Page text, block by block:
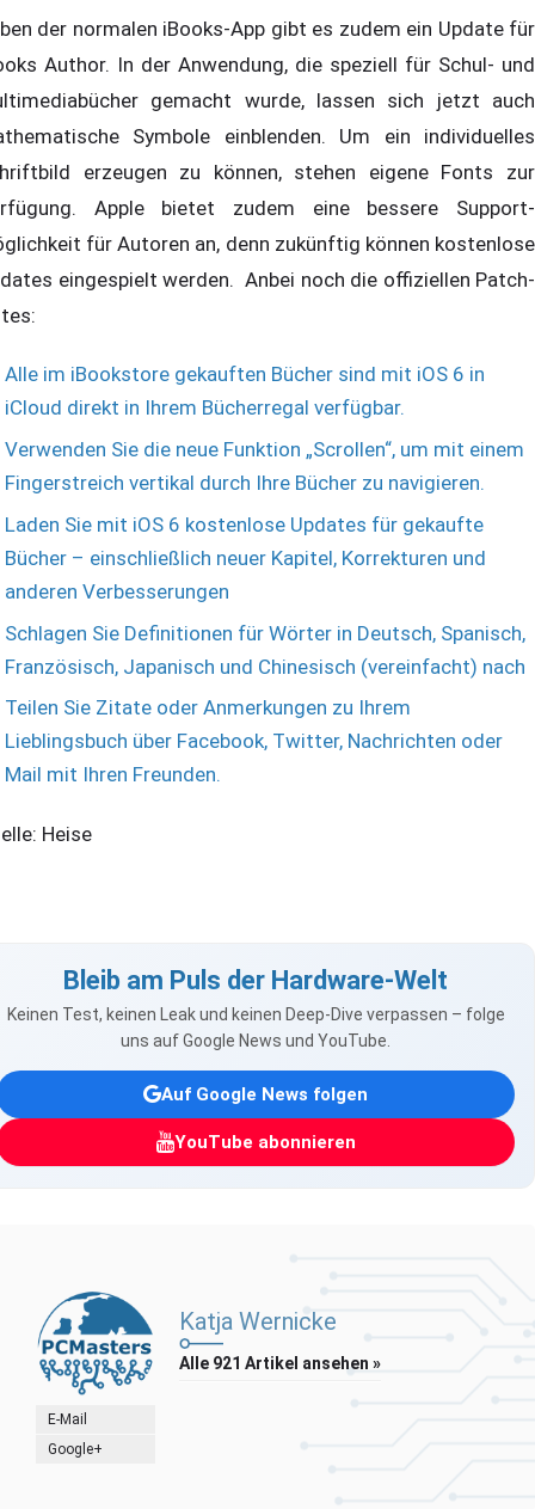
der normalen iBooks-App gibt es zudem ein Update für
Author. In der Anwendung, die speziell für Schul- und
gemacht wurde, lassen sich jetzt auch
Symbole einblenden. Um ein individuelles
erzeugen zu können, stehen eigene Fonts zur
Apple bietet zudem eine bessere Support-
für Autoren an, denn zukünftig können kostenlose
eingespielt werden. Anbei noch die offiziellen Patch-
Alle im iBookstore gekauften Bücher sind mit iOS 6 in
iCloud direkt in Ihrem Bücherregal verfügbar.
Verwenden Sie die neue Funktion „Scrollen“, um mit einem
Fingerstreich vertikal durch Ihre Bücher zu navigieren.
Laden Sie mit iOS 6 kostenlose Updates für gekaufte
Bücher – einschließlich neuer Kapitel, Korrekturen und
anderen Verbesserungen
Schlagen Sie Definitionen für Wörter in Deutsch, Spanisch,
Französisch, Japanisch und Chinesisch (vereinfacht) nach
Teilen Sie Zitate oder Anmerkungen zu Ihrem
Lieblingsbuch über Facebook, Twitter, Nachrichten oder
Mail mit Ihren Freunden.
Heise
Bleib am Puls der Hardware-Welt
Keinen Test, keinen Leak und keinen Deep-Dive verpassen – folge
uns auf Google News und YouTube.
Auf Google News folgen
YouTube abonnieren
E-Mail
Google+
Katja Wernicke
Alle 921 Artikel ansehen »